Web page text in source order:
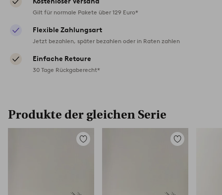
Gilt für normale Pakete über 129 Euro*
Flexible Zahlungsart
Jetzt bezahlen, später bezahlen oder in Raten zahlen
Einfache Retoure
30 Tage Rückgaberecht*
Produkte der gleichen Serie
Zu
Zu